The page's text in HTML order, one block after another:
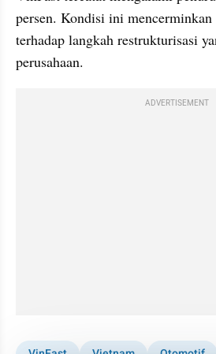
persen. Kondisi ini mencerminkan
terhadap langkah restrukturisasi
perusahaan.
ADVERTISEMENT